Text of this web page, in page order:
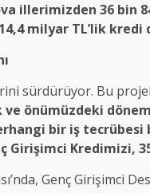
illerimizden 36 bin
milyar TL’lik kredi
sürdürüyor. Bu
önümüzdeki
bir iş
Girişimci Kredimizi,
Genç Girişimci